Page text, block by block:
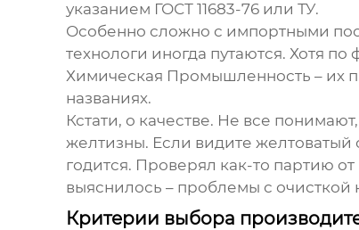
указанием ГОСТ 11683-76 или ТУ.
Особенно сложно с импортными
технологи иногда путаются. Хотя
Химическая Промышленность – их
названиях.
Кстати, о качестве. Не все
желтизны. Если видите желтоватый
годится. Проверял как-то партию
выяснилось – проблемы с очисткой
Критерии выбора